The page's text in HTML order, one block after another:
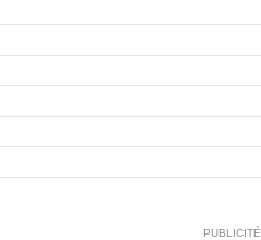
PUBLICITÉ